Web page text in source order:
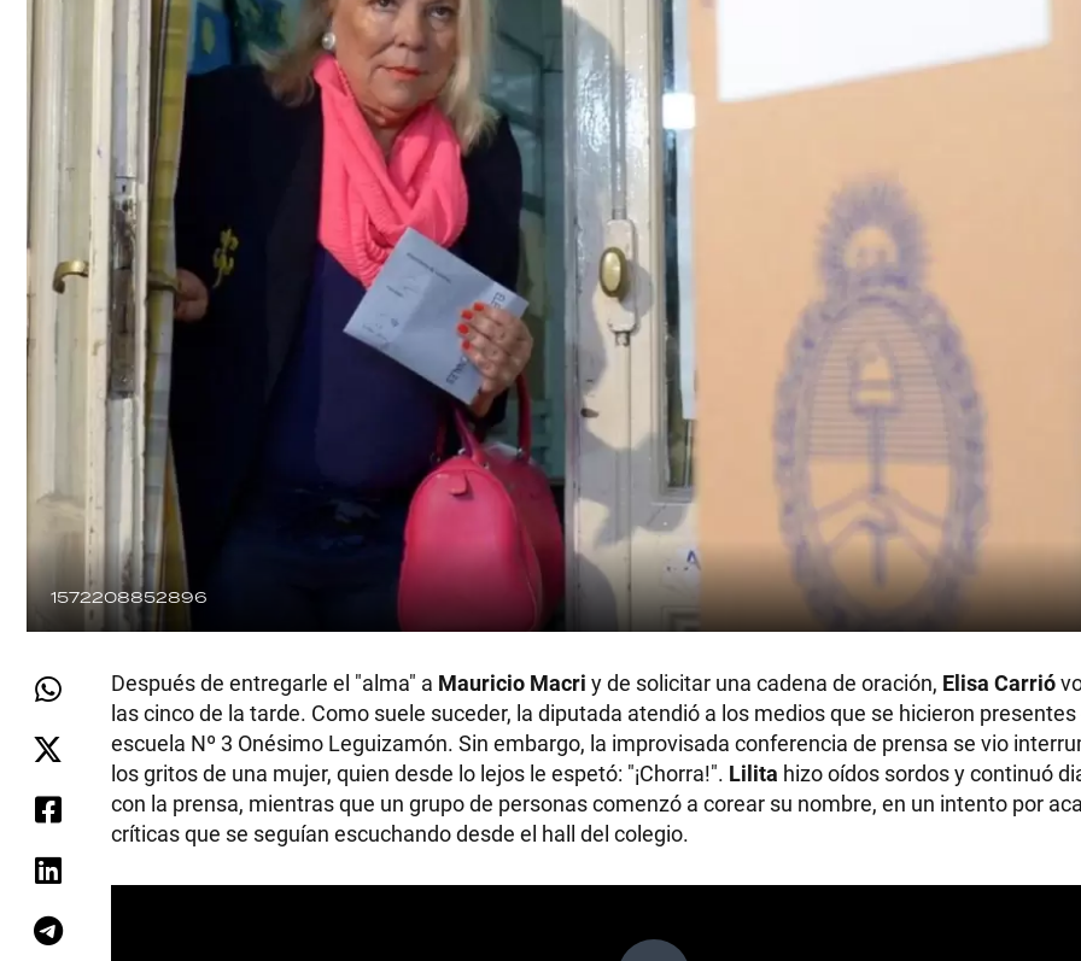
1572208852896
Después de entregarle el "alma" a Mauricio Macri y de solicitar una cadena de oración, Elisa Carrió
las cinco de la tarde. Como suele suceder, la diputada atendió a los medios que se hicieron presentes
escuela Nº 3 Onésimo Leguizamón. Sin embargo, la improvisada conferencia de prensa se vio
los gritos de una mujer, quien desde lo lejos le espetó: "¡Chorra!". Lilita hizo oídos sordos y continuó
con la prensa, mientras que un grupo de personas comenzó a corear su nombre, en un intento por
críticas que se seguían escuchando desde el hall del colegio.